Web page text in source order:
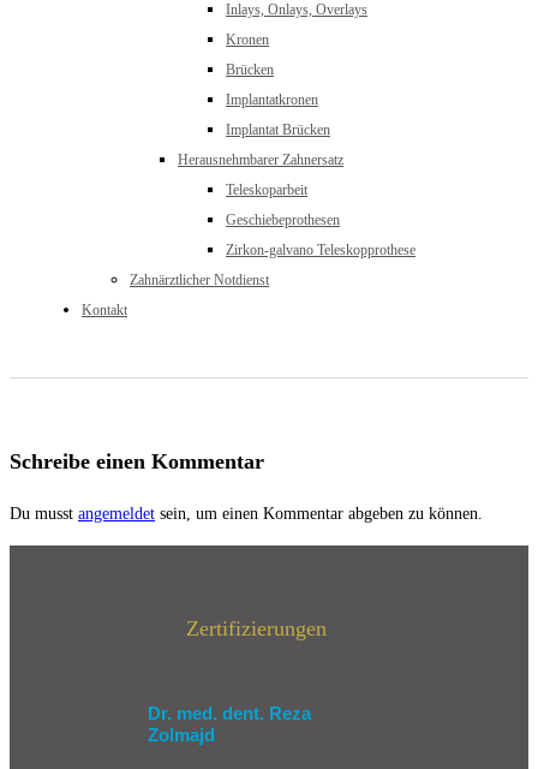
Inlays, Onlays, Overlays
Kronen
Brücken
Implantatkronen
Implantat Brücken
Herausnehmbarer Zahnersatz
Teleskoparbeit
Geschiebeprothesen
Zirkon-galvano Teleskopprothese
Zahnärztlicher Notdienst
Kontakt
Schreibe einen Kommentar
Du musst angemeldet sein, um einen Kommentar abgeben zu können.
Zertifizierungen
Dr. med. dent. Reza
Zolmajd